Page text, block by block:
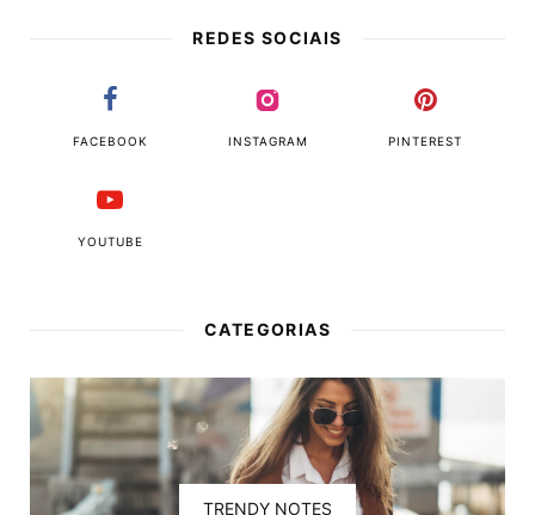
REDES SOCIAIS
FACEBOOK INSTAGRAM PINTEREST
YOUTUBE
CATEGORIAS
TRENDY NOTES